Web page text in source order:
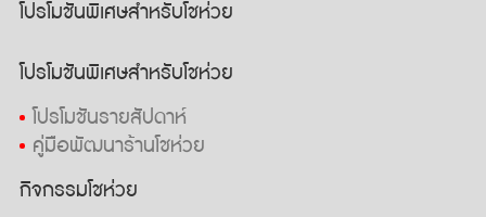
โปรโมชันพิเศษสำหรับโชห่วย
โปรโมชันพิเศษสำหรับโชห่วย
โปรโมชันรายสัปดาห์
คู่มือพัฒนาร้านโชห่วย
กิจกรรมโชห่วย